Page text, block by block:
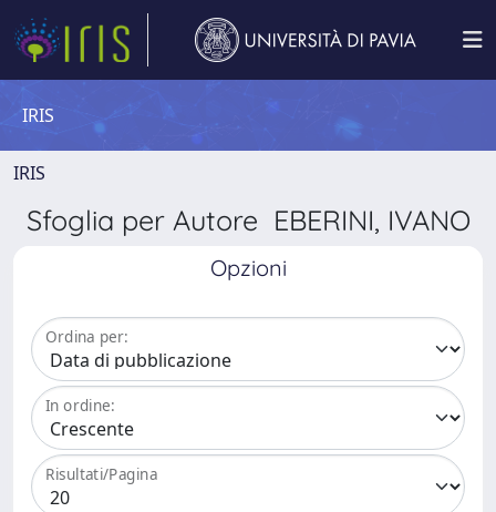
IRIS
IRIS
Sfoglia per Autore EBERINI, IVANO
Opzioni
Ordina per:
In ordine:
Risultati/Pagina